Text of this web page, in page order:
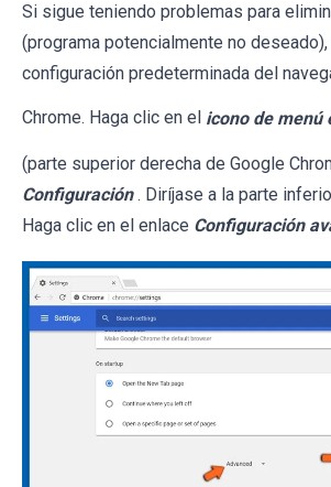
Si sigue teniendo problemas para
(programa potencialmente no
configuración predeterminada del
Chrome. Haga clic en el icono de menú
(parte superior derecha de Google
Configuración . Diríjase a la parte
Haga clic en el enlace Configuración